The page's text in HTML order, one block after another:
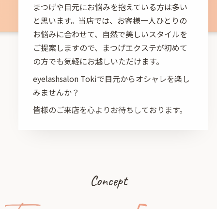
まつげや目元にお悩みを抱えている方は多い
と思います。当店では、お客様一人ひとりの
お悩みに合わせて、自然で美しいスタイルを
ご提案しますので、まつげエクステが初めて
の方でも気軽にお越しいただけます。
eyelashsalon Tokiで目元からオシャレを楽し
みませんか？
皆様のご来店を心よりお待ちしております。
Concept